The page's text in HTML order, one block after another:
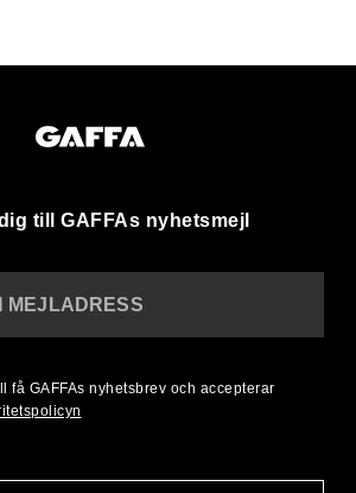
till GAFFAs nyhetsmejl
MEJLADRESS
få GAFFAs nyhetsbrev och accepterar